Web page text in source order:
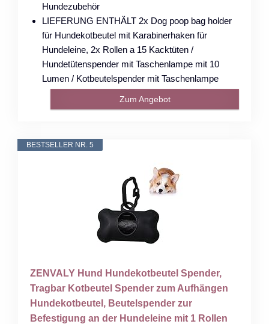
Hundezubehör
LIEFERUNG ENTHÄLT 2x Dog poop bag holder
für Hundekotbeutel mit Karabinerhaken für
Hundeleine, 2x Rollen a 15 Kacktüten /
Hundetütenspender mit Taschenlampe mit 10
Lumen / Kotbeutelspender mit Taschenlampe
Zum Angebot
BESTSELLER NR. 5
ZENVALY Hund Hundekotbeutel Spender,
Tragbar Kotbeutel Spender zum Aufhängen
Hundekotbeutel, Beutelspender zur
Befestigung an der Hundeleine mit 1 Rollen